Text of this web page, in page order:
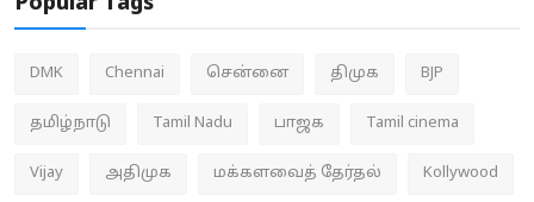
DMK Chennai சென்னை திமுக BJP
தமிழ்நாடு Tamil Nadu பாஜக Tamil cinema
Vijay அதிமுக மக்களவைத் தேர்தல் Kollywood